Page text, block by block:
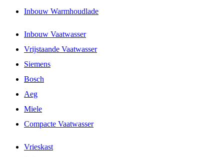
Inbouw Warmhoudlade
Inbouw Vaatwasser
Vrijstaande Vaatwasser
Siemens
Bosch
Aeg
Miele
Compacte Vaatwasser
Vrieskast